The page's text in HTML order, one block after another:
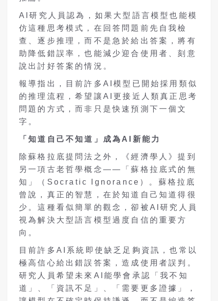
AI研究人員認為，如果大型語言模型也能模
仿這種思考模式，在回答問題前先自我檢
查、逐步推理，而不是急於給出答案，將有
助降低錯誤率，也能減少迎合使用者、刻意
說出討好答案的情況。
報導指出，目前許多AI模型已開始採用類似
的推理流程，希望讓AI更接近人類真正思考
問題的方式，而非只是快速預測下一個文
字。
「知道自己不知道」成為AI 新能力
除蘇格拉底提問法之外，《經濟學人》提到
另一項古老哲學概念——「蘇格拉底式的無
知」（Socratic Ignorance）。蘇格拉底
曾說，真正的智慧，在於知道自己知道得很
少。這種看似簡單的觀念，卻被AI研究人員
視為解決大型語言模型過度自信的重要方
向。
目前許多AI系統即使缺乏足夠資訊，也常以
極高信心給出錯誤答案，造成使用者誤判。
研究人員希望未來AI能學會承認「我不知
道」、「資訊不足」、「需要更多證據」，